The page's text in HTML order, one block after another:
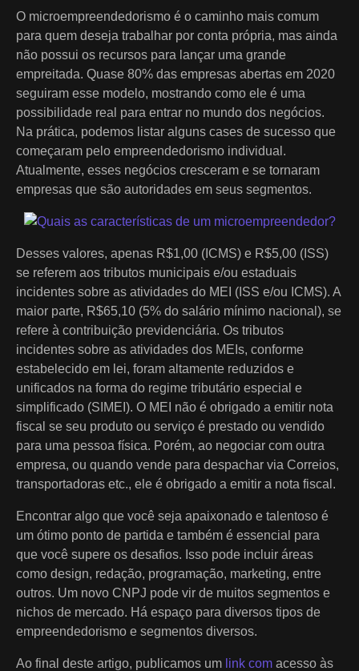
O microempreendedorismo é o caminho mais comum
para quem deseja trabalhar por conta própria, mas ainda
não possui os recursos para lançar uma grande
empreitada. Quase 80% das empresas abertas em 2020
seguiram esse modelo, mostrando como ele é uma
possibilidade real para entrar no mundo dos negócios.
Na prática, podemos listar alguns cases de sucesso que
começaram pelo empreendedorismo individual.
Atualmente, esses negócios cresceram e se tornaram
empresas que são autoridades em seus segmentos.
Desses valores, apenas R$1,00 (ICMS) e R$5,00 (ISS)
se referem aos tributos municipais e/ou estaduais
incidentes sobre as atividades do MEI (ISS e/ou ICMS). A
maior parte, R$65,10 (5% do salário mínimo nacional), se
refere à contribuição previdenciária. Os tributos
incidentes sobre as atividades dos MEIs, conforme
estabelecido em lei, foram altamente reduzidos e
unificados na forma do regime tributário especial e
simplificado (SIMEI). O MEI não é obrigado a emitir nota
fiscal se seu produto ou serviço é prestado ou vendido
para uma pessoa física. Porém, ao negociar com outra
empresa, ou quando vende para despachar via Correios,
transportadoras etc., ele é obrigado a emitir a nota fiscal.
Encontrar algo que você seja apaixonado e talentoso é
um ótimo ponto de partida e também é essencial para
que você supere os desafios. Isso pode incluir áreas
como design, redação, programação, marketing, entre
outros. Um novo CNPJ pode vir de muitos segmentos e
nichos de mercado. Há espaço para diversos tipos de
empreendedorismo e segmentos diversos.
Ao final deste artigo, publicamos um link com acesso às